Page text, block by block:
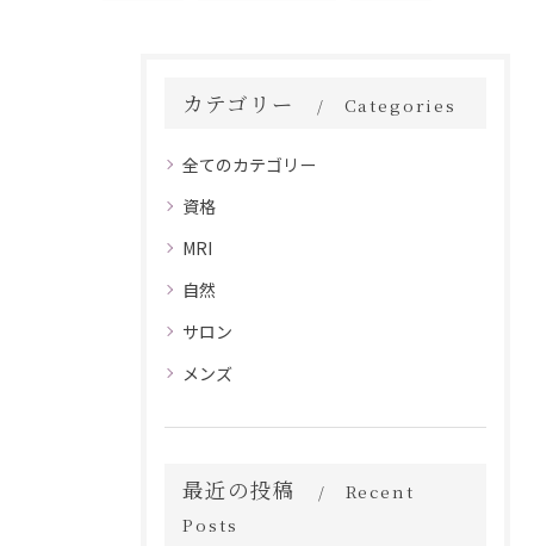
カテゴリー Categories
全てのカテゴリー
資格
MRI
自然
サロン
メンズ
最近の投稿
Recent
Posts